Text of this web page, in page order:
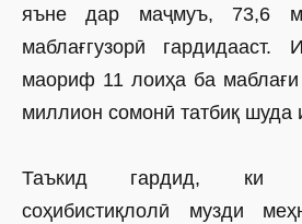
яъне дар маҷмуъ, 73,6
маблағгузорӣ
маориф 11 лоиҳа ба
миллион сомонӣ татбиқ шуда
Таъкид гардид, ки
соҳибистиқлолӣ музди